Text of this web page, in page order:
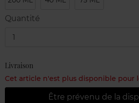
Quantité
1
Livraison
Cet article n'est plus disponible pour
Être prévenu de la